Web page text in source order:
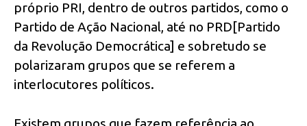
próprio PRI, dentro de outros partidos, como o
Partido de Ação Nacional, até no PRD[Partido
da Revolução Democrática] e sobretudo se
polarizaram grupos que se referem a
interlocutores políticos.